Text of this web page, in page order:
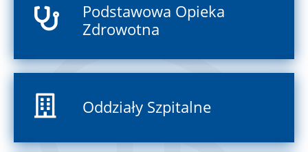
Podstawowa Opieka
Zdrowotna
Oddziały Szpitalne